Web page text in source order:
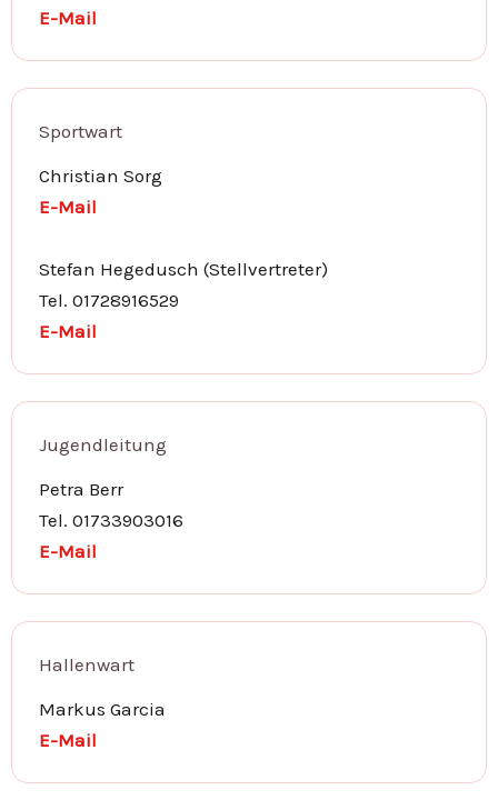
E-Mail
Sportwart
Christian Sorg
E-Mail
Stefan Hegedusch (Stellvertreter)
Tel. 01728916529
E-Mail
Jugendleitung
Petra Berr
Tel. 01733903016
E-Mail
Hallenwart
Markus Garcia
E-Mail